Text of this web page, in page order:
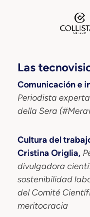
Las
Comunicación e
Periodista
della Sera
Cultura del
Cristina Origlia,
divulgadora
sostenibilidad
del Comité
meritocracia